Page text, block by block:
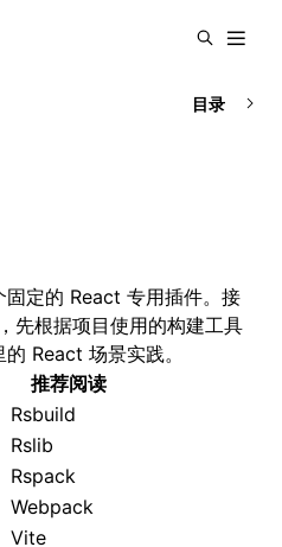
目录
定的 React 专用插件。接
先根据项目使用的构建工具
React 场景实践。
推荐阅读
Rsbuild
Rslib
Rspack
Webpack
Vite